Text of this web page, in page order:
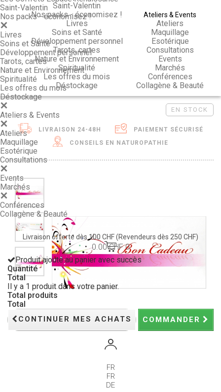
Saint-Valentin
Nos packs - économisez !
Livres
Soins et Santé
Développement personnel
Tarots, cartes
Nature et Environnement
Spiritualité
Les offres du mois
Déstockage
Ateliers & Events
Ateliers
Maquillage
Esotérique
Consultations
Events
Marchés
Conférences
Collagène & Beauté
Livraison offerte dès 100 CHF(Revendeurs dès 250 CHF)
0.00 CHF0
Produit ajouté au panier avec succès
Quantité
Total
Il y a 1 produit dans votre panier.
Total produits
Total
CONTINUER MES ACHATS COMMANDER
FR
FR
DE
Saint-Valentin
Nos packs - économisez !
Livres
Soins et Santé
Développement personnel
Tarots, cartes
Nature et Environnement
Spiritualité
Les offres du mois
Déstockage
Ateliers & Events
Ateliers
Maquillage
Esotérique
Consultations
Events
Marchés
Conférences
Collagène & Beauté
EN STOCK
LIVRAISON 24-48H
PAIEMENT SÉCURISÉ
CONSEILS EN NATUROPATHIE